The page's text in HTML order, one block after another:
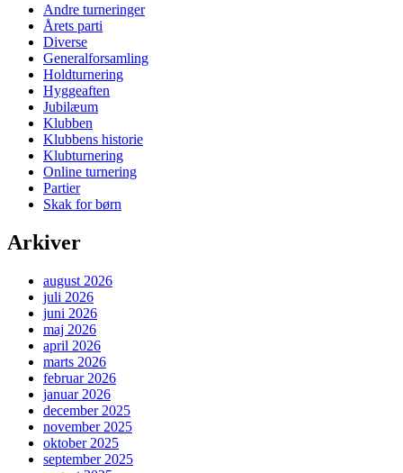
Andre turneringer
Årets parti
Diverse
Generalforsamling
Holdturnering
Hyggeaften
Jubilæum
Klubben
Klubbens historie
Klubturnering
Online turnering
Partier
Skak for børn
Arkiver
august 2026
juli 2026
juni 2026
maj 2026
april 2026
marts 2026
februar 2026
januar 2026
december 2025
november 2025
oktober 2025
september 2025